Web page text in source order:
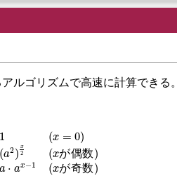
ルゴリズムで高速に計算できる。
1 (x = 0)
(a2) x
2 (xが偶数)
a ⋅ ax−1 (xが奇数)
= xが偶数